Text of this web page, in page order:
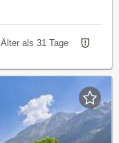
Älter als 31 Tage